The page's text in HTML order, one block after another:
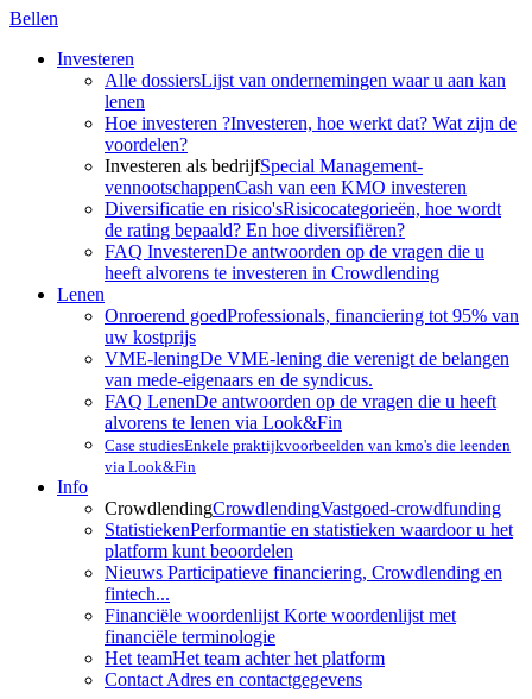
Bellen
Investeren
Alle dossiersLijst van ondernemingen waar u aan kan
lenen
Hoe investeren ?Investeren, hoe werkt dat? Wat zijn de
voordelen?
Investeren als bedrijfSpecial Management-
vennootschappenCash van een KMO investeren
Diversificatie en risico'sRisicocategorieën, hoe wordt
de rating bepaald? En hoe diversifiëren?
FAQ InvesterenDe antwoorden op de vragen die u
heeft alvorens te investeren in Crowdlending
Lenen
Onroerend goedProfessionals, financiering tot 95% van
uw kostprijs
VME-leningDe VME-lening die verenigt de belangen
van mede-eigenaars en de syndicus.
FAQ LenenDe antwoorden op de vragen die u heeft
alvorens te lenen via Look&Fin
Case studiesEnkele praktijkvoorbeelden van kmo's die leenden
via Look&Fin
Info
CrowdlendingCrowdlendingVastgoed-crowdfunding
StatistiekenPerformantie en statistieken waardoor u het
platform kunt beoordelen
Nieuws Participatieve financiering, Crowdlending en
fintech...
Financiële woordenlijst Korte woordenlijst met
financiële terminologie
Het teamHet team achter het platform
Contact Adres en contactgegevens